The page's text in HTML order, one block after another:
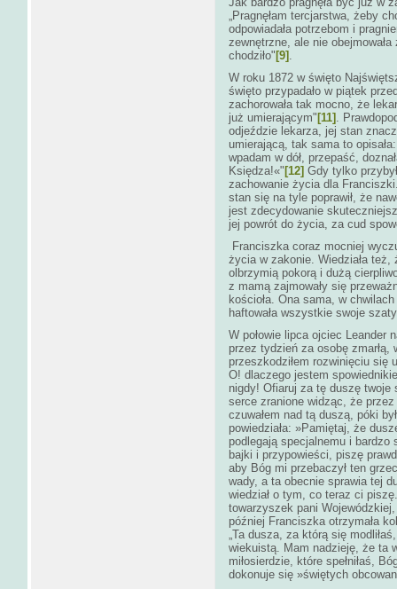
„Pragnęłam tercjarstwa, żeby
odpowiadała potrzebom i
zewnętrzne, ale nie
chodziło" [9] .
W roku 1872 w święto
święto przypadało w piątek
zachorowała tak mocno, że
już umierającym" [11] .
odjeździe lekarza, jej stan
umierającą, tak sama to
wpadam w dół, przepaść,
Księdza!«" [12] Gdy tylko
zachowanie życia dla
stan się na tyle poprawił, że
jest zdecydowanie
jej powrót do życia, za cud
Franciszka coraz mocniej
życia w zakonie. Wiedziała
olbrzymią pokorą i dużą
z mamą zajmowały się
kościoła. Ona sama, w
haftowała wszystkie swoje
W połowie lipca ojciec Leander
przez tydzień za osobę
przeszkodziłem rozwinięciu się
O! dlaczego jestem
nigdy! Ofiaruj za tę duszę
serce zranione widząc, że
czuwałem nad tą duszą, póki
powiedziała: »Pamiętaj, że
podlegają specjalnemu i
bajki i przypowieści, piszę
aby Bóg mi przebaczył ten
wady, a ta obecnie sprawia tej
wiedział o tym, co teraz ci
towarzyszek pani
później Franciszka otrzymała
„Ta dusza, za którą się
wiekuistą. Mam nadzieję, że ta
miłosierdzie, które spełniłaś,
dokonuje się »świętych